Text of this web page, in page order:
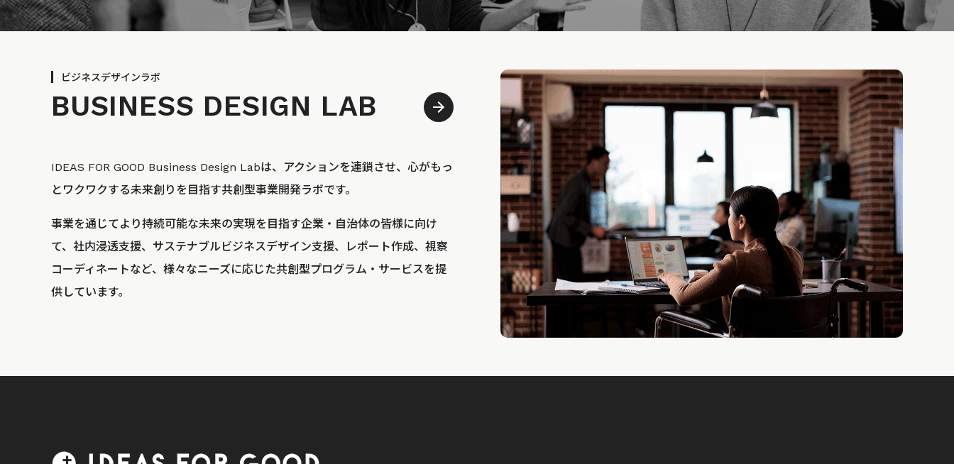
ビジネスデザインラボ
BUSINESS DESIGN LAB
IDEAS FOR GOOD Business Design Labは、アクションを連鎖させ、心がもっ
とワクワクする未来創りを目指す共創型事業開発ラボです。
事業を通じてより持続可能な未来の実現を目指す企業・自治体の皆様に向け
て、社内浸透支援、サステナブルビジネスデザイン支援、レポート作成、視察
コーディネートなど、様々なニーズに応じた共創型プログラム・サービスを提
供しています。